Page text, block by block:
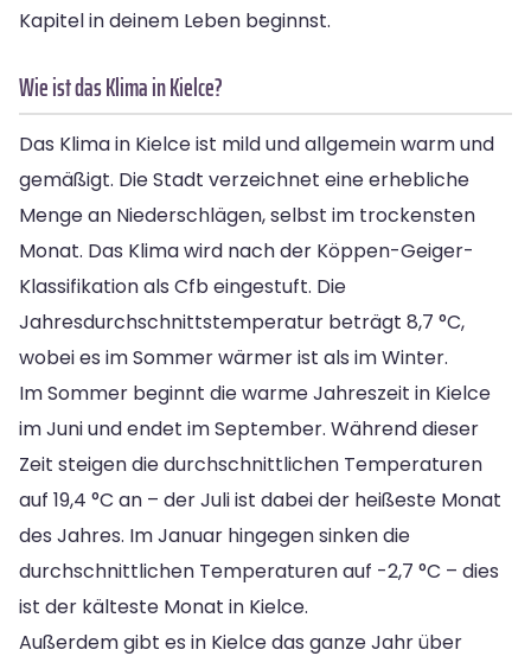
Kapitel in deinem Leben beginnst.
Wie ist das Klima in Kielce?
Das Klima in Kielce ist mild und allgemein warm und
gemäßigt. Die Stadt verzeichnet eine erhebliche
Menge an Niederschlägen, selbst im trockensten
Monat. Das Klima wird nach der Köppen-Geiger-
Klassifikation als Cfb eingestuft. Die
Jahresdurchschnittstemperatur beträgt 8,7 °C,
wobei es im Sommer wärmer ist als im Winter.
Im Sommer beginnt die warme Jahreszeit in Kielce
im Juni und endet im September. Während dieser
Zeit steigen die durchschnittlichen Temperaturen
auf 19,4 °C an – der Juli ist dabei der heißeste Monat
des Jahres. Im Januar hingegen sinken die
durchschnittlichen Temperaturen auf -2,7 °C – dies
ist der kälteste Monat in Kielce.
Außerdem gibt es in Kielce das ganze Jahr über